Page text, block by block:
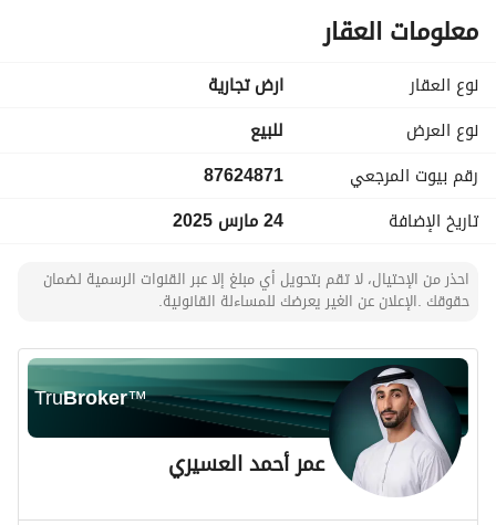
- أرض تجارية معتمدة على شارع 30
- واجهة شرقية ممتازة
- مخطط واعد يبعد عن المدينة حوالي 20 إلى 25 دقيقة
- بالقرب من منتزه البيضاء البري ونادي الطيران الشراعي
السعر: 276 ألف ريال قابل للتفاوض
غير شامل السعي والضريبة
معلومات العقار
نوع العقار
ارض تجارية
نوع العرض
للبيع
رقم بيوت المرجعي
87624871
تاريخ الإضافة
24 مارس 2025
احذر من الإحتيال، لا تقم بتحويل أي مبلغ إلا عبر القنوات الرسمية لضمان
حقوقك .الإعلان عن الغير يعرضك للمساءلة القانونية.
TruBroker™
عمر أحمد العسيري